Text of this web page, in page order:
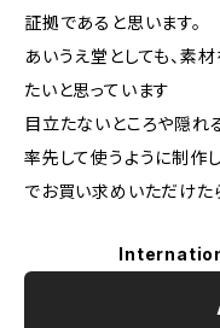
証拠であると思います。
あいうえ堂としても、素
たいと思っています
目立たないところや隠れ
率先して使うように制作
でお買い求めいただけた